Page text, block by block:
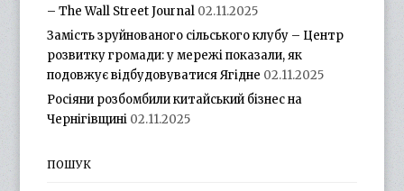
– The Wall Street Journal 02.11.2025
Замість зруйнованого сільського клубу – Центр
розвитку громади: у мережі показали, як
подовжує відбудовуватися Ягідне 02.11.2025
Росіяни розбомбили китайський бізнес на
Чернігівщині 02.11.2025
ПОШУК